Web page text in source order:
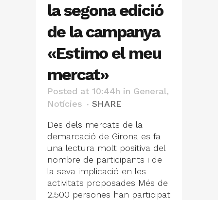
la segona edició
de la campanya
«Estimo el meu
mercat»
Posted at 10:44h in General,
Notícies
SHARE
Des dels mercats de la
demarcació de Girona es fa
una lectura molt positiva del
nombre de participants i de
la seva implicació en les
activitats proposades Més de
2.500 persones han participat